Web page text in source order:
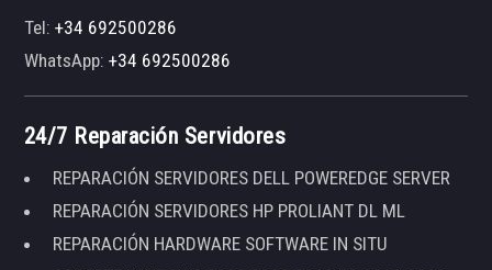
Tel:+34 692500286
WhatsApp:+34 692500286
24/7 Reparación Servidores
REPARACIÓN SERVIDORES DELL POWEREDGE SERVER
REPARACIÓN SERVIDORES HP PROLIANT DL ML
REPARACIÓN HARDWARE SOFTWARE IN SITU